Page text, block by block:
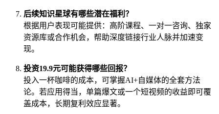
后续知识星球有哪些潜在福利？
根据用户表现可能提供：高阶课程、一对一咨询、独家
资源库或合作机会，帮助深度链接行业人脉并加速变
现。
投资19.9元可能获得哪些回报？
投入一杯咖啡的成本，可掌握AI+自媒体的全套方法
论。若应用得当，单篇爆文或一个短视频的收益即可覆
盖成本，长期复利效应显著。